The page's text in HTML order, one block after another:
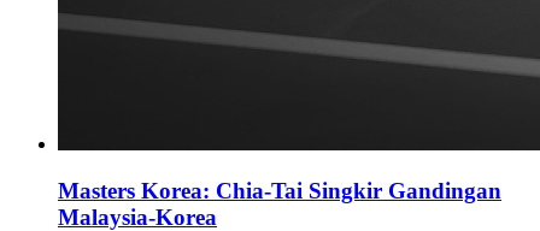
Masters Korea: Chia-Tai Singkir Gandingan
Malaysia-Korea